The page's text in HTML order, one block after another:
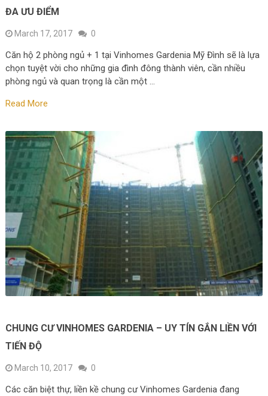
ĐA ƯU ĐIỂM
March 17, 2017 0
Căn hộ 2 phòng ngủ + 1 tại Vinhomes Gardenia Mỹ Đình sẽ là lựa
chọn tuyệt vời cho những gia đình đông thành viên, cần nhiều
phòng ngủ và quan trọng là cần một …
Read More
CHUNG CƯ VINHOMES GARDENIA – UY TÍN GẮN LIỀN VỚI
TIẾN ĐỘ
March 10, 2017 0
Các căn biệt thự, liền kề chung cư Vinhomes Gardenia đang